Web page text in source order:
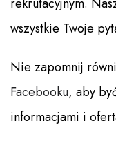
rekrutacyjnym.
wszystkie Twoje
Nie zapomnij
Facebooku, aby
informacjami i